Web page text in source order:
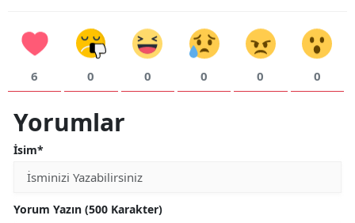
6 0 0 0 0 0
Yorumlar
İsim*
Yorum Yazın (500 Karakter)